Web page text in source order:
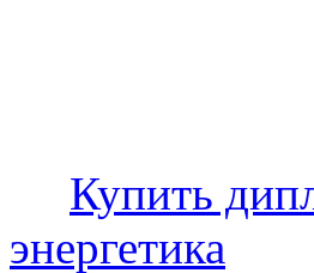
Купить
энергетика